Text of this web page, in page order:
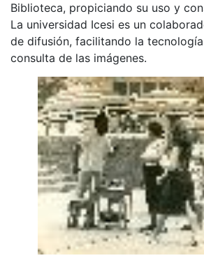
Biblioteca, propiciando su uso y
La universidad Icesi es un
de difusión, facilitando la
consulta de las imágenes.